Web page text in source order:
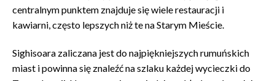
centralnym punktem znajduje się wiele restauracji i
kawiarni, często lepszych niż te na Starym Mieście.
Sighisoara zaliczana jest do najpiękniejszych rumuńskich
miast i powinna się znaleźć na szlaku każdej wycieczki do